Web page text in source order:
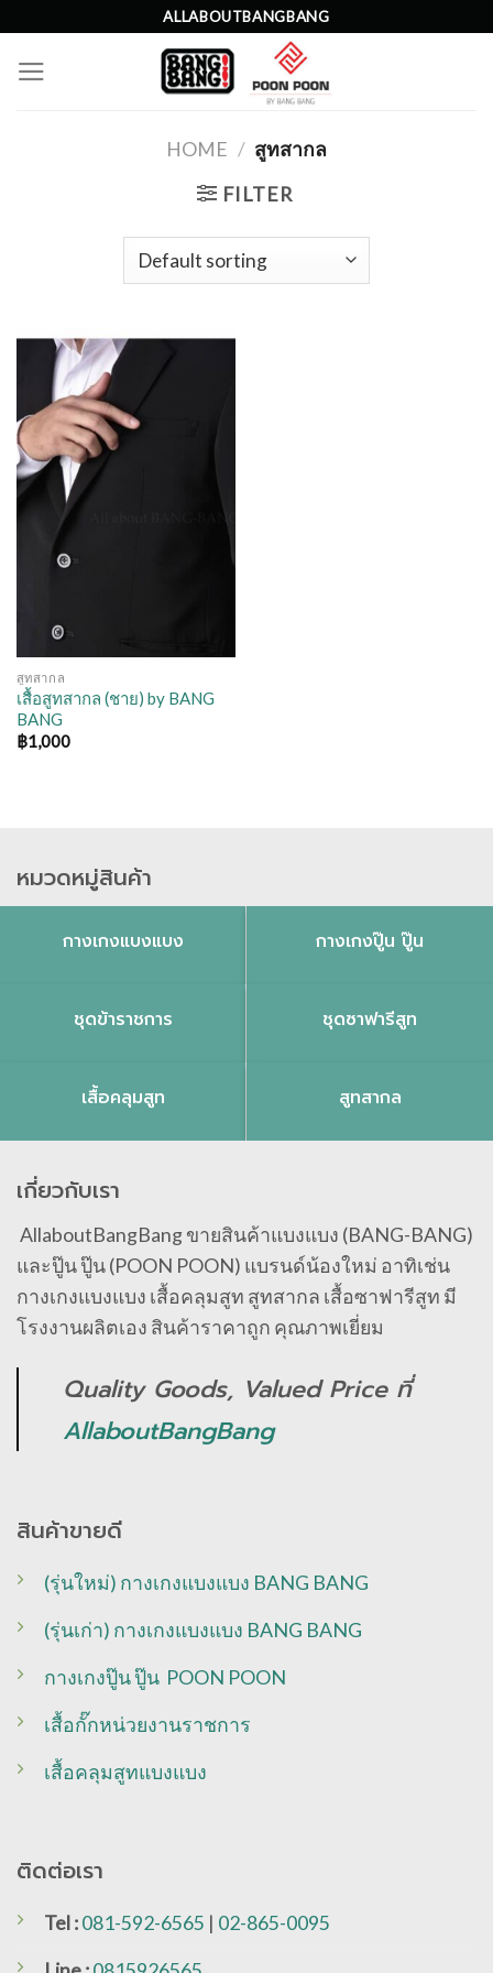
content
ALLABOUTBANGBANG
HOME / สูทสากล
FILTER
สูทสากล
เสื้อสูทสากล (ชาย) by BANG
BANG
฿1,000
หมวดหมู่สินค้า
กางเกงแบงแบง กางเกงปู๊น ปู๊น
ชุดข้าราชการ ชุดซาฟารีสูท
เสื้อคลุมสูท สูทสากล
เกี่ยวกับเรา
AllaboutBangBang ขายสินค้าแบงแบง (BANG-BANG)
และปู๊น ปู๊น (POON POON) แบรนด์น้องใหม่ อาทิเช่น
กางเกงแบงแบง เสื้อคลุมสูท สูทสากล เสื้อซาฟารีสูท มี
โรงงานผลิตเอง สินค้าราคาถูก คุณภาพเยี่ยม
Quality Goods, Valued Price ที่
AllaboutBangBang
สินค้าขายดี
(รุ่นใหม่) กางเกงแบงแบง BANG BANG
(รุ่นเก่า) กางเกงแบงแบง BANG BANG
กางเกงปู๊น ปู๊น POON POON
เสื้อกั๊กหน่วยงานราชการ
เสื้อคลุมสูทแบงแบง
ติดต่อเรา
Tel :081-592-6565 | 02-865-0095